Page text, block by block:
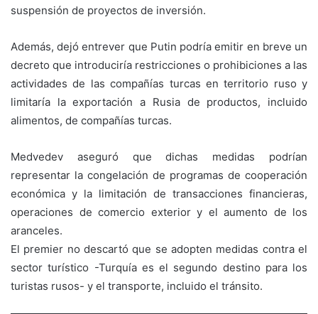
suspensión de proyectos de inversión.
Además, dejó entrever que Putin podría emitir en breve un
decreto que introduciría restricciones o prohibiciones a las
actividades de las compañías turcas en territorio ruso y
limitaría la exportación a Rusia de productos, incluido
alimentos, de compañías turcas.
Medvedev aseguró que dichas medidas podrían
representar la congelación de programas de cooperación
económica y la limitación de transacciones financieras,
operaciones de comercio exterior y el aumento de los
aranceles.
El premier no descartó que se adopten medidas contra el
sector turístico -Turquía es el segundo destino para los
turistas rusos- y el transporte, incluido el tránsito.